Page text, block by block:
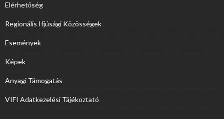
Elérhetőség
Regionális Ifjúsági Közösségek
Események
Képek
Anyagi Támogatás
VIFI Adatkezelési Tájékoztató